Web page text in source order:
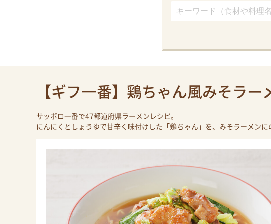
【ギフ一番】鶏ちゃん風みそラー
サッポロ一番で47都道府県ラーメンレシピ。
にんにくとしょうゆで甘辛く味付けした「鶏ちゃん」を、みそラーメン